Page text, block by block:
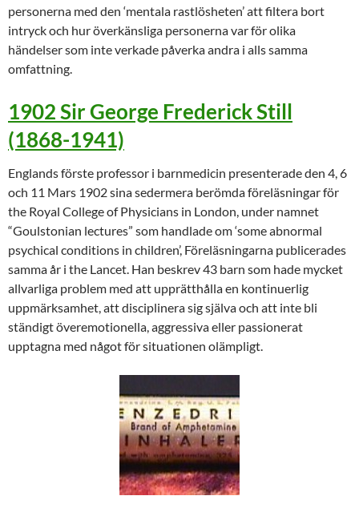
personerna med den ‘mentala rastlösheten’ att filtera bort
intryck och hur överkänsliga personerna var för olika
händelser som inte verkade påverka andra i alls samma
omfattning.
1902 Sir George Frederick Still
(1868-1941)
Englands förste professor i barnmedicin presenterade den 4, 6
och 11 Mars 1902 sina sedermera berömda föreläsningar för
the Royal College of Physicians in London, under namnet
“Goulstonian lectures” som handlade om ‘some abnormal
psychical conditions in children’, Föreläsningarna publicerades
samma år i the Lancet. Han beskrev 43 barn som hade mycket
allvarliga problem med att upprätthålla en kontinuerlig
uppmärksamhet, att disciplinera sig själva och att inte bli
ständigt överemotionella, aggressiva eller passionerat
upptagna med något för situationen olämpligt.